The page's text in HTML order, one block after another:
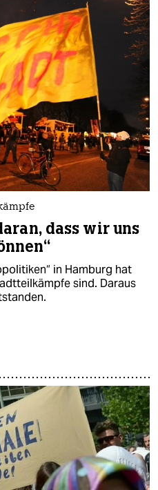
dass wir uns
in Hamburg hat
sind. Daraus